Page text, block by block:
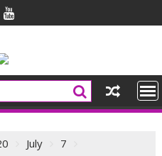
July
7